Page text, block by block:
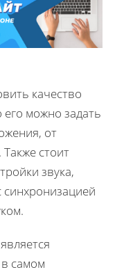
качество
можно задать
от
стоит
звука,
самом